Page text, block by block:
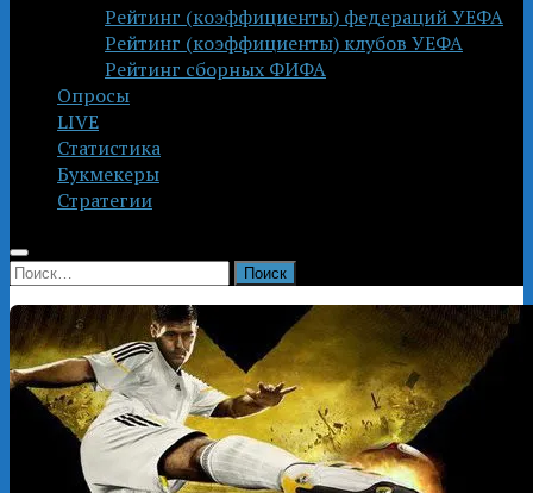
Рейтинг (коэффициенты) федераций УЕФА
Рейтинг (коэффициенты) клубов УЕФА
Рейтинг сборных ФИФА
Опросы
LIVE
Статистика
Букмекеры
Стратегии
Найти: